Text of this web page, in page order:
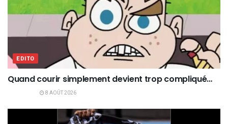
EDITO
Quand courir simplement devient trop compliqué…
8 AOÛT 2026